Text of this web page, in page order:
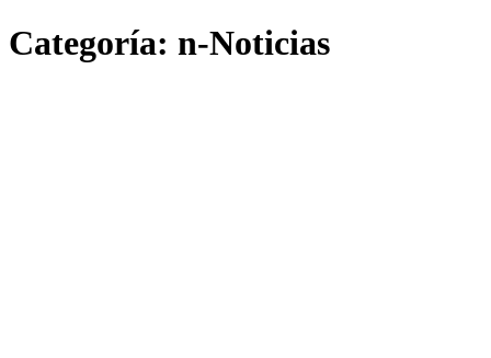
Categoría: n-Noticias